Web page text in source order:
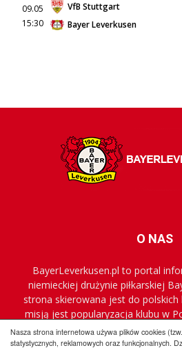
Nasza strona internetowa używa plików cookies
statystycznych, reklamowych oraz funkcjonalnych.
09.05
15:30
VfB Stuttgart
Bayer Leverkusen
O NAS
BayerLeverkusen.pl to portal
niemieckiej drużynie piłkarskiej
strona skierowana jest do
misją jest popularyzacja klubu w
najnowszych